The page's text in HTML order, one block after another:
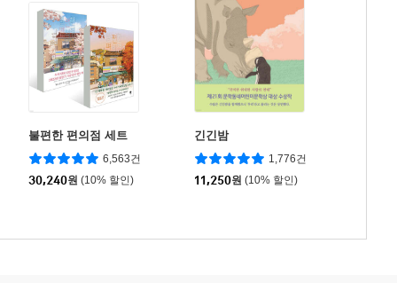
불편한 편의점 세트
6,563건
30,240원 (10% 할인)
긴긴밤
1,776건
11,250원 (10% 할인)